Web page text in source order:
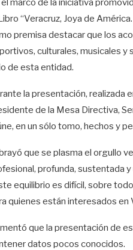
el marco de la iniciativa
“Veracruz, Joya de
premisa destacar que los
culturales, musicales y
de esta entidad.
la presentación, realizada
de la Mesa Directiva,
en un sólo tomo, hechos y
que se plasma el orgullo
profunda, sustentada
equilibrio es difícil, sobre
quienes están interesados en
que la presentación de
datos pocos conocidos.